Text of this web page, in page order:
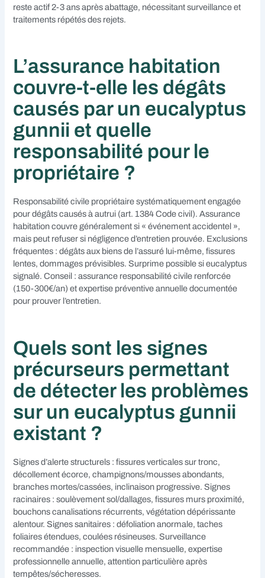
reste actif 2-3 ans après abattage, nécessitant surveillance et
traitements répétés des rejets.
L’assurance habitation
couvre-t-elle les dégâts
causés par un eucalyptus
gunnii et quelle
responsabilité pour le
propriétaire ?
Responsabilité civile propriétaire systématiquement engagée
pour dégâts causés à autrui (art. 1384 Code civil). Assurance
habitation couvre généralement si « événement accidentel »,
mais peut refuser si négligence d’entretien prouvée. Exclusions
fréquentes : dégâts aux biens de l’assuré lui-même, fissures
lentes, dommages prévisibles. Surprime possible si eucalyptus
signalé. Conseil : assurance responsabilité civile renforcée
(150-300€/an) et expertise préventive annuelle documentée
pour prouver l’entretien.
Quels sont les signes
précurseurs permettant
de détecter les problèmes
sur un eucalyptus gunnii
existant ?
Signes d’alerte structurels : fissures verticales sur tronc,
décollement écorce, champignons/mousses abondants,
branches mortes/cassées, inclinaison progressive. Signes
racinaires : soulèvement sol/dallages, fissures murs proximité,
bouchons canalisations récurrents, végétation dépérissante
alentour. Signes sanitaires : défoliation anormale, taches
foliaires étendues, coulées résineuses. Surveillance
recommandée : inspection visuelle mensuelle, expertise
professionnelle annuelle, attention particulière après
tempêtes/sécheresses.